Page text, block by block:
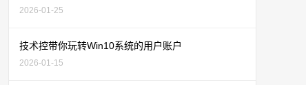
2026-01-25
技术控带你玩转Win10系统的用户账户
2026-01-15